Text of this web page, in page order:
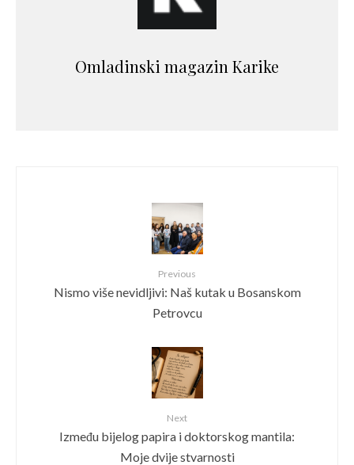
Omladinski magazin Karike
Previous
Nismo više nevidljivi: Naš kutak u Bosanskom
Petrovcu
Next
Između bijelog papira i doktorskog mantila:
Moje dvije stvarnosti